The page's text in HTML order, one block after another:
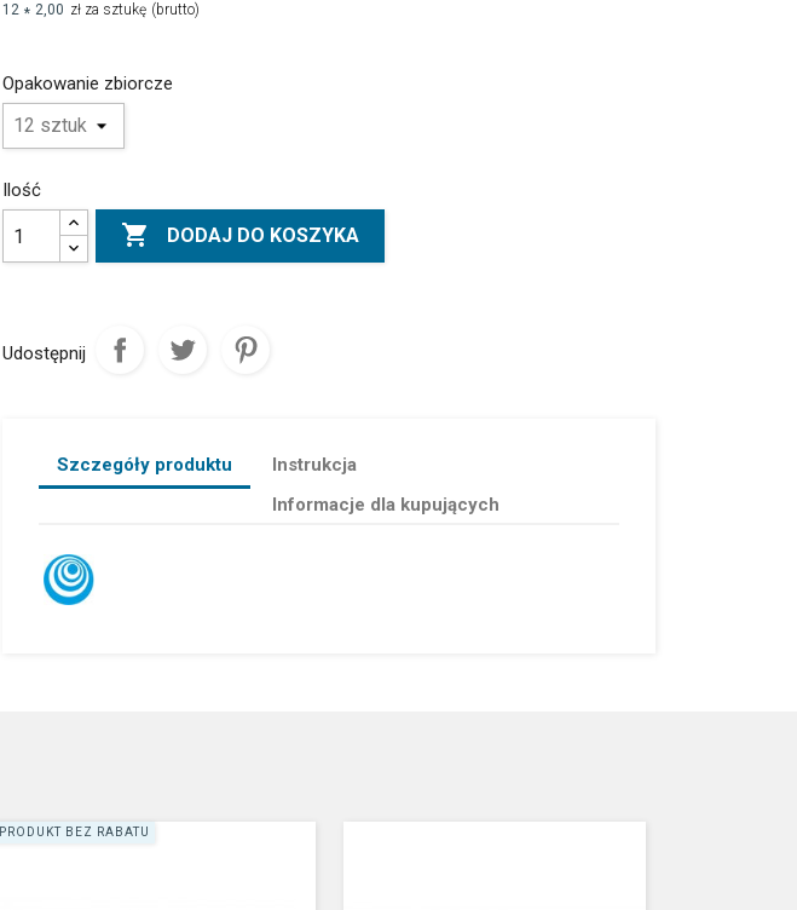
12 * 2,00 zł za sztukę (brutto)
Opakowanie zbiorcze
Ilość
 DODAJ DO KOSZYKA
Udostępnij
Szczegóły produktu
Instrukcja
Informacje dla kupujących
PRODUKT BEZ RABATU